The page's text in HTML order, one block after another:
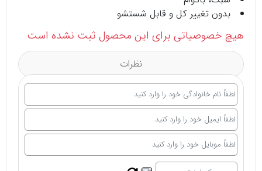
بدون تغییر کل و قابل شستشو
هیچ خصوصیاتی برای این محصول ثبت نشده است
نظرات